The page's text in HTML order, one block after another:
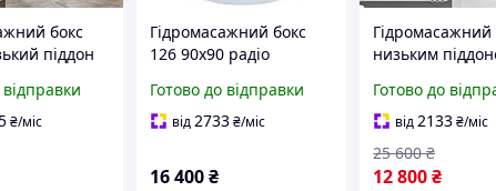
бокс
піддон
80 на 80
₴/міс
Гідромасажний бокс
126 90x90 радіо
матове скло душова
кабіна з низьким
Готово до відправки
від2733₴/міс
16 400₴
Гідромасажний
низьким
кабіна 90 90
Готово до
від2133₴/міс
12 800₴
25 600 ₴